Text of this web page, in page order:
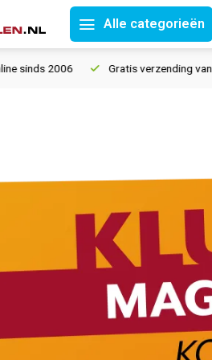
Alle categorieën
Gratis verzending vanaf € 150